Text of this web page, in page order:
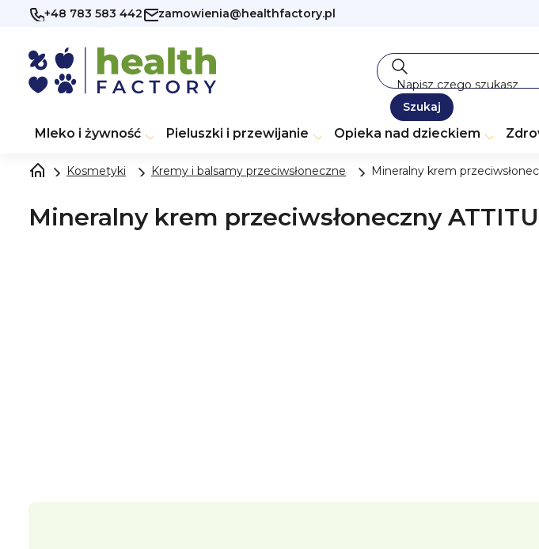
Przejść +48 783 583 442 zamowienia@healthfactory.pl
Szukaj
Mleko i żywność Pieluszki i przewijanie Opieka nad dzieckiem
Kosmetyki Kremy i balsamy przeciwsłoneczne Mineralny krem
Mineralny krem przeciwsłoneczny